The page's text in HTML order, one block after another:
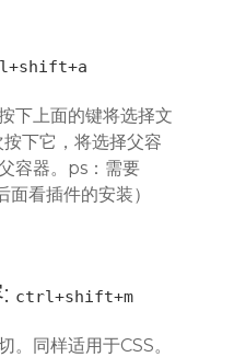
下上面的键将选择文
下它，将选择父容
容器。ps：需要
看插件的安装）
ctrl+shift+m
。同样适用于CSS。